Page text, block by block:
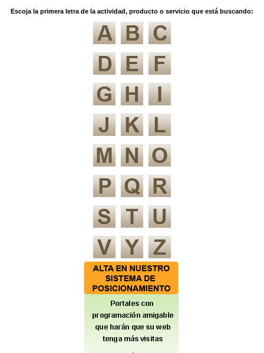
Escoja la primera letra de la actividad, producto o servicio que está buscando: